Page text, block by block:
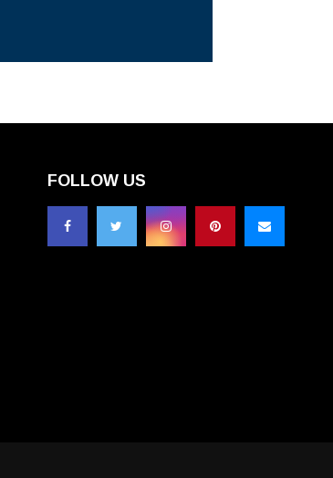
FOLLOW US